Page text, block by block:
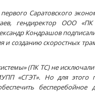
Саратовского
гендиректор ООО
Кондрашов
и созданию скоростных
(ПК ТС) не
«СГЭТ». Но для этого
бесперебойное